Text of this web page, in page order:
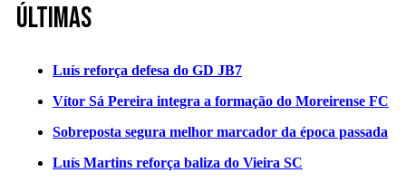
Últimas
Luís reforça defesa do GD JB7
Vítor Sá Pereira integra a formação do Moreirense FC
Sobreposta segura melhor marcador da época passada
Luís Martins reforça baliza do Vieira SC